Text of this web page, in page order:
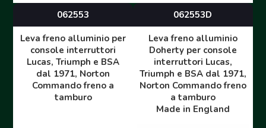
062553
Leva freno alluminio per
console interruttori
Lucas, Triumph e BSA
dal 1971, Norton
Commando freno a
tamburo
062553D
Leva freno alluminio
Doherty per console
interruttori Lucas,
Triumph e BSA dal 1971,
Norton Commando freno
a tamburo
Made in England